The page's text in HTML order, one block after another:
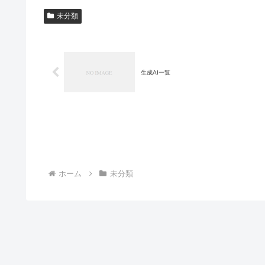
未分類
生成AI一覧
ホーム 未分類